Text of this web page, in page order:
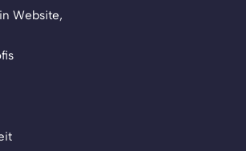
Website,